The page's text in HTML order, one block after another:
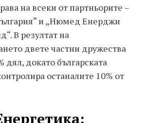
на всеки от партньорите –
и „Нюмед Енерджи
В резултат на
двете частни дружества
дял, докато българската
останалите 10% от